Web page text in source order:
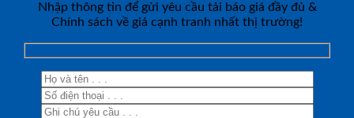
Nhập thông tin để gửi yêu cầu tải báo giá đầy đủ &
Chính sách về giá cạnh tranh nhất thị trường!